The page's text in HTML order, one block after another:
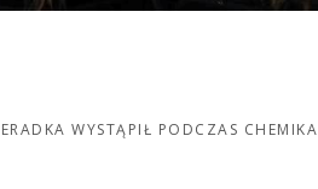
WYSTĄPIŁ PODCZAS CHEMIKA